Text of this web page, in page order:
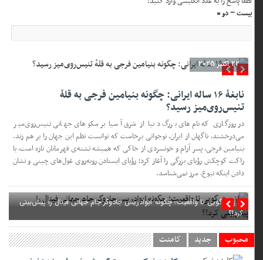
بیست − دو =
22 اکتبر 2025
نابغهٔ ۱۶ ساله ایرانی: چگونه بنیامین فرجی به قلهٔ
تنیس‌روی‌میز رسید؟
در روزگاری که نام‌های بزرگ دنیا از شرق آسیا بر سکوهای جهانی تنیس‌روی‌میز
می‌درخشند، ناگهان از ایران، نوجوانی برخاست که توانست نظم این جهان را بر هم زند.
بنیامین فرجی، پسر آرام و خونسردی از خاکی که همیشه تشنه‌ی قهرمانان تازه است، با
راکت کوچکش رؤیای بزرگی را آغاز کرد؛ رؤیای ایستادن روبه‌روی غول‌های چینی و نشان
دادن اینکه نبوغ، مرز نمی‌شناسد.
از پیش‌گویی تا واقعیت؛ چگونه ابوادریس جادوگر جام جهانی فینال را پیش‌بینی
کرد!؟
محبوب جدید کامنت